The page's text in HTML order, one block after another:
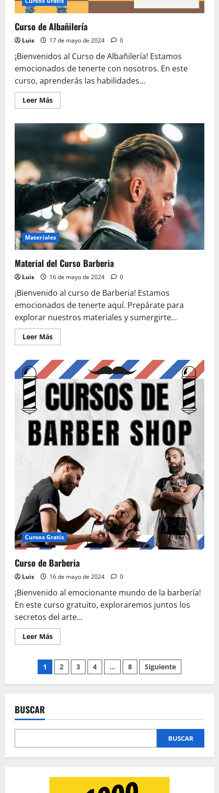
Curso de Albañilería
Luis 17 de mayo de 2024 0
¡Bienvenidos al Curso de Albañilería! Estamos
emocionados de tenerte con nosotros. En este
curso, aprenderás las habilidades...
Leer MásLeer
más
Albañilería
Materiales
Material del Curso Barberia
Luis 16 de mayo de 2024 0
¡Bienvenido al curso de Barberia! Estamos
emocionados de tenerte aquí. Prepárate para
explorar nuestros materiales y sumergirte...
Leer MásLeer
más
Material
del
Curso
Barberia
Cursos Gratis
Curso de Barberia
Luis 16 de mayo de 2024 0
¡Bienvenido al emocionante mundo de la barbería!
En este curso gratuito, exploraremos juntos los
secretos del arte...
Leer MásLeer
más
Curso
de
Barberia
Paginación
de
entradas
1 2 3 4 … 8 Siguiente
BUSCAR
BUSCAR